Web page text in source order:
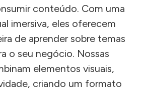
conteúdo. Com uma
imersiva, eles oferecem
de aprender sobre temas
o seu negócio. Nossas
elementos visuais,
criando um formato